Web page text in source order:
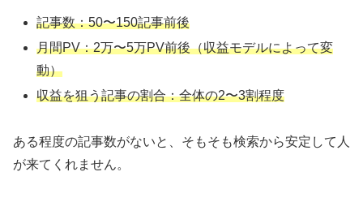
記事数：50〜150記事前後
月間PV：2万〜5万PV前後（収益モデルによって変
動）
収益を狙う記事の割合：全体の2〜3割程度
ある程度の記事数がないと、そもそも検索から安定して人
が来てくれません。